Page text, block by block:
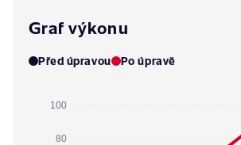
Graf výkonu
Před úpravou Po úpravě
100
80